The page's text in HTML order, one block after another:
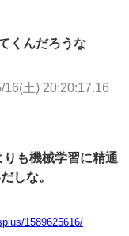
くんだろうな
16(土) 20:20:17.16
も機械学習に精通
しな。
1589625616/